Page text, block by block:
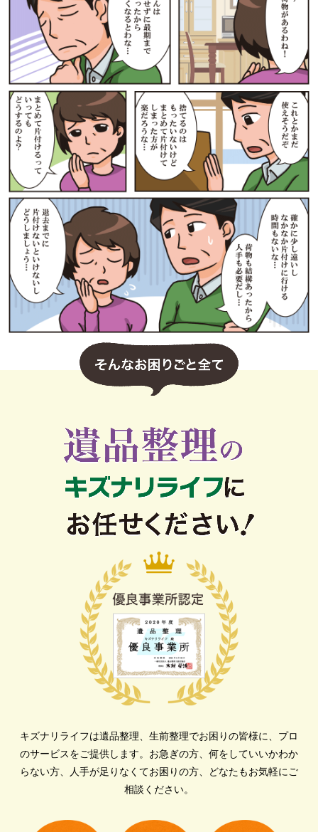
キズナリライフは遺品整理、生前整理でお困りの皆様に、プロ
のサービスをご提供します。 お急ぎの方、何をしていいかわか
らない方、人手が足りなくてお困りの方、どなたもお気軽にご
相談ください。